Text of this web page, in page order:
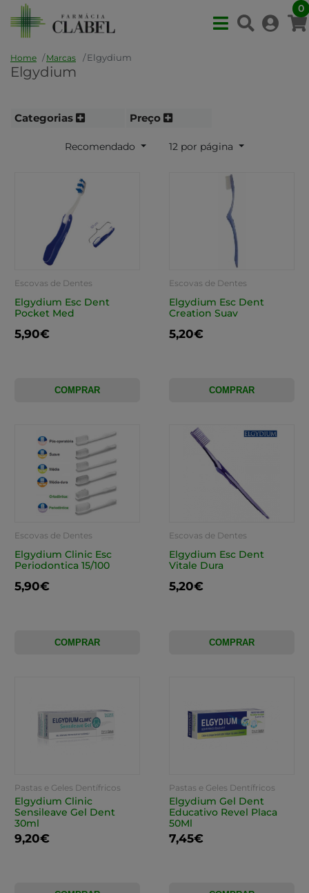
0
Home Marcas Elgydium
Elgydium
Categorias Preço
Recomendado 12 por página
Escovas de Dentes
Elgydium Esc Dent
Pocket Med
5,90€
COMPRAR
Escovas de Dentes
Elgydium Esc Dent
Creation Suav
5,20€
COMPRAR
Escovas de Dentes
Elgydium Clinic Esc
Periodontica 15/100
5,90€
COMPRAR
Escovas de Dentes
Elgydium Esc Dent
Vitale Dura
5,20€
COMPRAR
Pastas e Geles Dentífricos
Elgydium Clinic
Sensileave Gel Dent
30ml
9,20€
Pastas e Geles Dentífricos
Elgydium Gel Dent
Educativo Revel Placa
50Ml
7,45€